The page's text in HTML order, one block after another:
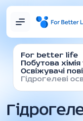
For better life
Побутова
Освіжувачі
Гідрогелеві